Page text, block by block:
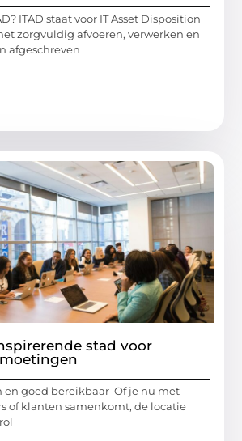
ITAD staat voor IT Asset Disposition
zorgvuldig afvoeren, verwerken en
afgeschreven
stad voor
en goed bereikbaar Of je nu met
of klanten samenkomt, de locatie